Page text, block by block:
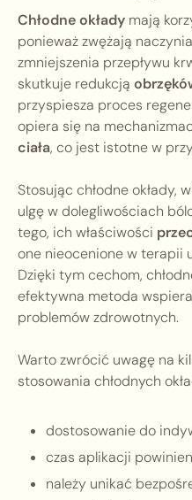
Chłodne okłady mają
ponieważ zwężają
zmniejszenia przepływu
skutkuje redukcją
przyspiesza proces
opiera się na
ciała, co jest istotne w
Stosując chłodne okłady,
ulgę w dolegliwościach
tego, ich właściwości
one nieocenione w terapii
Dzięki tym cechom,
efektywna metoda
problemów zdrowotnych.
Warto zwrócić uwagę na
stosowania chłodnych
dostosowanie do
czas aplikacji
należy unikać